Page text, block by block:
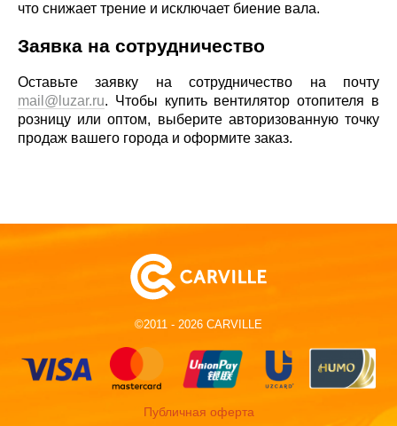
что снижает трение и исключает биение вала.
Заявка на сотрудничество
Оставьте заявку на сотрудничество на почту
mail@luzar.ru. Чтобы купить вентилятор отопителя в
розницу или оптом, выберите авторизованную точку
продаж вашего города и оформите заказ.
©2011 - 2026 CARVILLE
Публичная оферта